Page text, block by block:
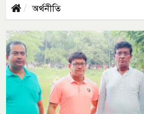
অর্থনীতি